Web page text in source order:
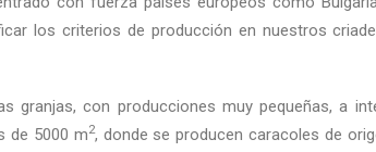
los criterios de producción en nuestros
granjas, con producciones muy pequeñas, a
de 5000 m2, donde se producen caracoles de